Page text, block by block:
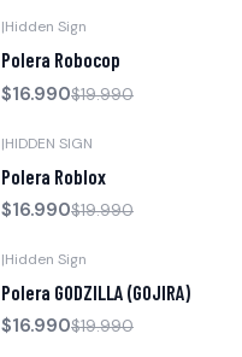
|Hidden Sign
Polera Robocop
$16.990$19.990
|HIDDEN SIGN
Polera Roblox
$16.990$19.990
|Hidden Sign
Polera GODZILLA (GOJIRA)
$16.990$19.990